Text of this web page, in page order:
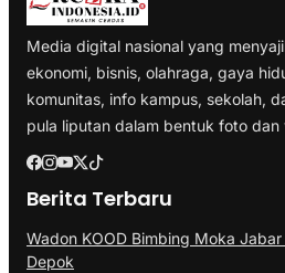
Media digital nasional yang
ekonomi, bisnis, olahraga, gaya
komunitas, info kampus, sekolah,
pula liputan dalam bentuk foto dan
Berita Terbaru
Wadon KOOD Bimbing Moka
Depok